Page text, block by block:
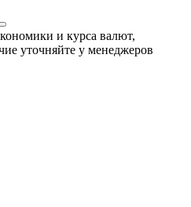
и курса валют,
уточняйте у менеджеров